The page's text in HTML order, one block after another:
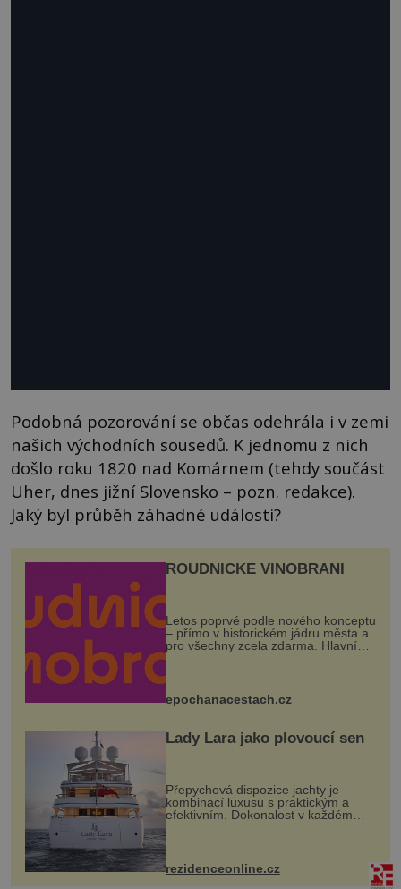
Podobná pozorování se občas odehrála i v zemi
našich východních sousedů. K jednomu z nich
došlo roku 1820 nad Komárnem (tehdy součást
Uher, dnes jižní Slovensko – pozn. redakce).
Jaký byl průběh záhadné události?
ROUDNICKÉ VINOBRANÍ
Letos poprvé podle nového konceptu
– přímo v historickém jádru města a
pro všechny zcela zdarma. Hlavní
program se odehraje na Karlově a
mohou těšit na víno, burčák, pes...
epochanacestach.cz
Lady Lara jako plovoucí sen
Přepychová dispozice jachty je
kombinací luxusu s praktickým a
efektivním. Dokonalost v každém
detailu představuje značka Fendi
Casa, kterou byly vybaveny její
paluby. Monacký přístav nabízí
každoročn...
rezidenceonline.cz